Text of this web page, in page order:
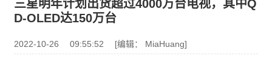
三星明年计划出货超过4000万台电视，其中Q
D-OLED达150万台
2022-10-26 09:55:52 [编辑： MiaHuang]